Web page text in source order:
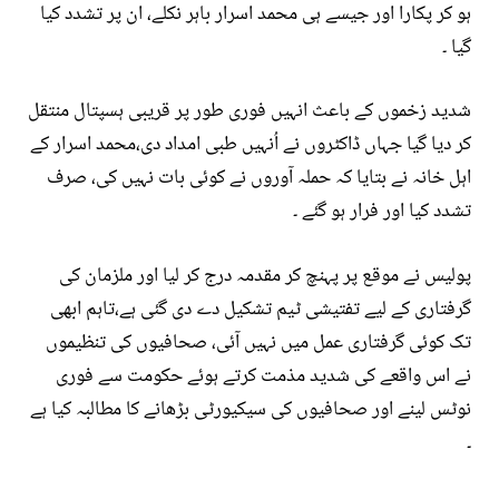
ہو کر پکارا اور جیسے ہی محمد اسرار باہر نکلے، ان پر تشدد کیا
گیا ۔
شدید زخموں کے باعث انہیں فوری طور پر قریبی ہسپتال منتقل
کر دیا گیا جہاں ڈاکٹروں نے اُنہیں طبی امداد دی،محمد اسرار کے
اہل خانہ نے بتایا کہ حملہ آوروں نے کوئی بات نہیں کی، صرف
تشدد کیا اور فرار ہو گئے ۔
پولیس نے موقع پر پہنچ کر مقدمہ درج کر لیا اور ملزمان کی
گرفتاری کے لیے تفتیشی ٹیم تشکیل دے دی گئی ہے،تاہم ابھی
تک کوئی گرفتاری عمل میں نہیں آئی، صحافیوں کی تنظیموں
نے اس واقعے کی شدید مذمت کرتے ہوئے حکومت سے فوری
نوٹس لینے اور صحافیوں کی سیکیورٹی بڑھانے کا مطالبہ کیا ہے
۔